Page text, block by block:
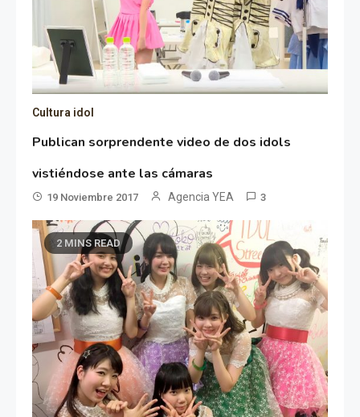
Cultura idol
Publican sorprendente video de dos idols
vistiéndose ante las cámaras
19 Noviembre 2017 Agencia YEA 3
2 MINS READ